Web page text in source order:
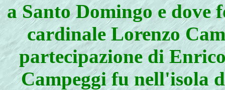
a Santo Domingo e dove
cardinale Lorenzo
partecipazione di
Campeggi fu nell'isola